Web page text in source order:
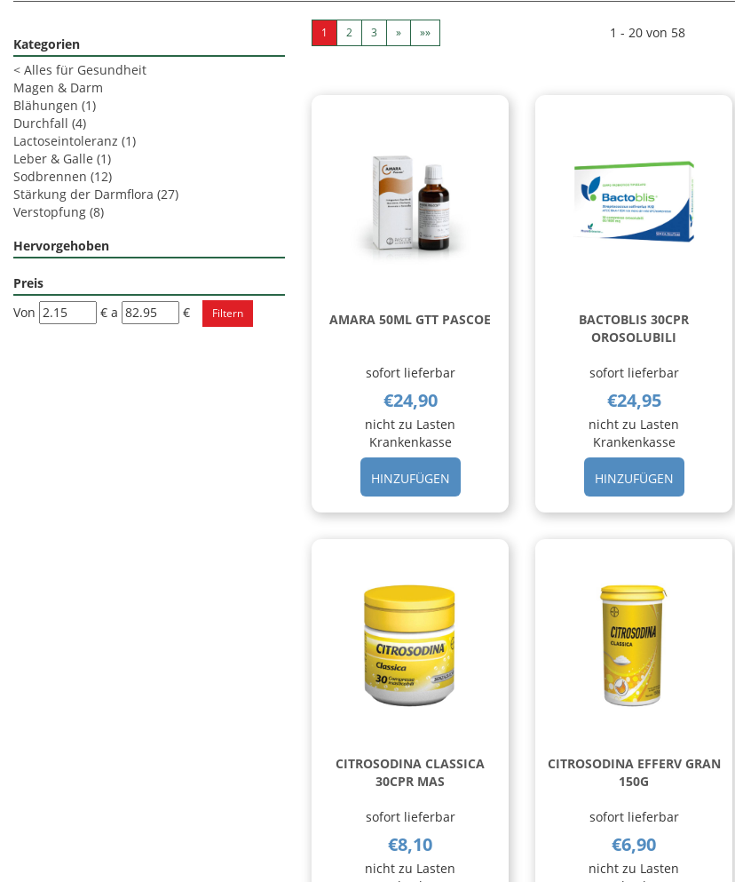
Kategorien
< Alles für Gesundheit
Magen & Darm
Blähungen (1)
Durchfall (4)
Lactoseintoleranz (1)
Leber & Galle (1)
Sodbrennen (12)
Stärkung der Darmflora (27)
Verstopfung (8)
Hervorgehoben
Preis
filtra
Von € filtra
a €
1 2 3 » »» 1 - 20 von 58
AMARA 50ML GTT PASCOE
sofort lieferbar
€24,90
nicht zu Lasten
Krankenkasse
HINZUFÜGENHINZUFÜGEN AMARA
50ML
GTT
BACTOBLIS 30CPR
OROSOLUBILI
sofort lieferbar
€24,95
nicht zu Lasten
Krankenkasse
HINZUFÜGEN
30CPR
CITROSODINA CLASSICA
30CPR MAS
sofort lieferbar
€8,10
nicht zu Lasten
CITROSODINA EFFERV GRAN
150G
sofort lieferbar
€6,90
nicht zu Lasten